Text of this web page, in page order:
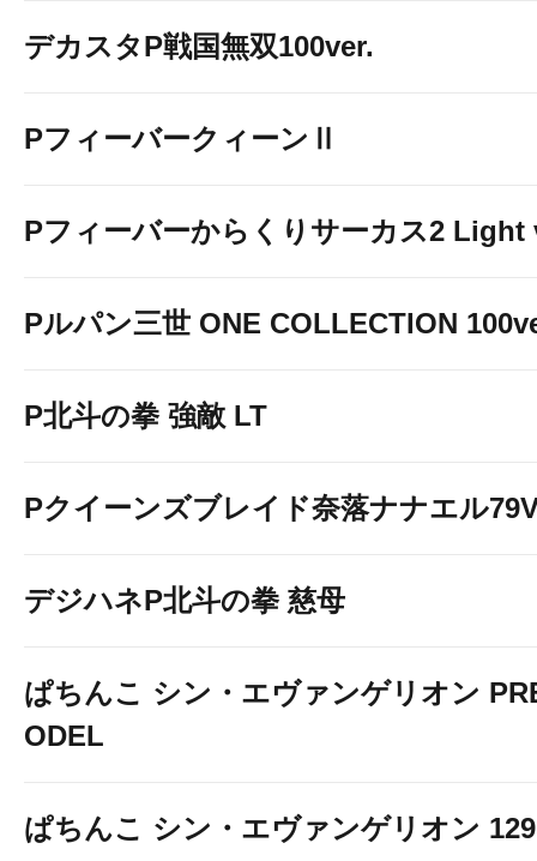
デカスタP戦国無双100ver.
PフィーバークィーンⅡ
Pフィーバーからくりサーカス2 Light
Pルパン三世 ONE COLLECTION
P北斗の拳 強敵 LT
Pクイーンズブレイド奈落ナナエル
デジハネP北斗の拳 慈母
ぱちんこ シン・エヴァンゲリオン
ODEL
ぱちんこ シン・エヴァンゲリオン